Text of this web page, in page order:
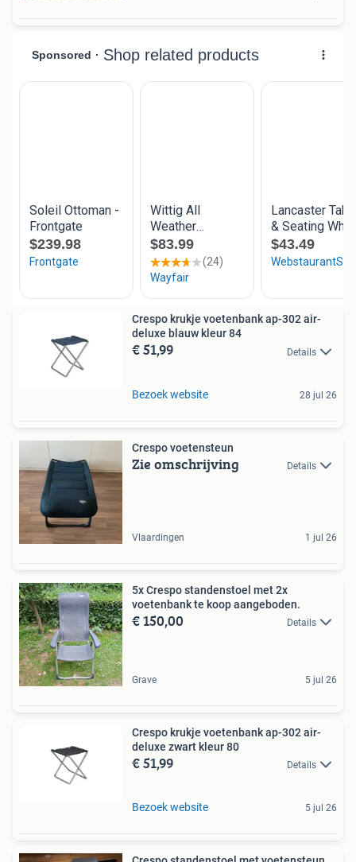
Crespo krukje voetenbank ap-302 air-
deluxe blauw kleur 84
€ 51,99 Details
Bezoek website 28 jul 26
Crespo voetensteun
Zie omschrijving Details
Vlaardingen 1 jul 26
5x Crespo standenstoel met 2x
voetenbank te koop aangeboden.
€ 150,00 Details
Grave 5 jul 26
Crespo krukje voetenbank ap-302 air-
deluxe zwart kleur 80
€ 51,99 Details
Bezoek website 5 jul 26